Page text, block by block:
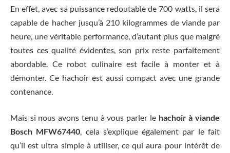
En effet, avec sa puissance redoutable de 700 watts, il sera
capable de hacher jusqu’à 210 kilogrammes de viande par
heure, une véritable performance, d’autant plus que malgré
toutes ces qualité évidentes, son prix reste parfaitement
abordable. Ce robot culinaire est facile à monter et à
démonter. Ce hachoir est aussi compact avec une grande
contenance.
Mais si nous avons tenu à vous parler le hachoir à viande
Bosch MFW67440, cela s’explique également par le fait
qu’il est ultra simple à utiliser, ce qui aura pour intérêt de